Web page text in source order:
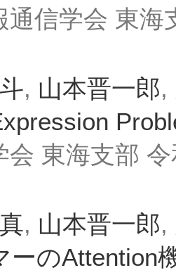
通信学会 東
, 山本晋一郎,
会 東海支部
, 山本晋一郎,
ーのAttention